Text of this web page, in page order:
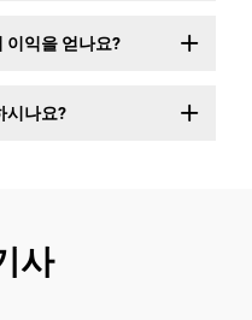
이익을 얻나요?
시나요?
사